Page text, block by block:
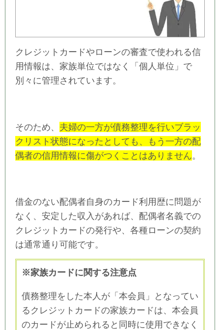
クレジットカードやローンの審査で使われる信
用情報は、家族単位ではなく「個人単位」で
別々に管理されています。
そのため、 夫婦の一方が債務整理を行いブラッ
クリスト状態になったとしても、もう一方の配
偶者の信用情報に傷がつくことはありません。
借金のない配偶者自身のカード利用歴に問題が
なく、安定した収入があれば、配偶者名義での
クレジットカードの発行や、各種ローンの契約
は通常通り可能です。
※家族カードに関する注意点
債務整理をした本人が「本会員」となってい
るクレジットカードの家族カードは、本会員
のカードが止められると同時に使用できなく